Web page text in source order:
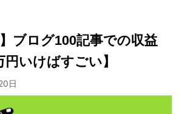
ブログ100記事での収益
いけばすごい】
日